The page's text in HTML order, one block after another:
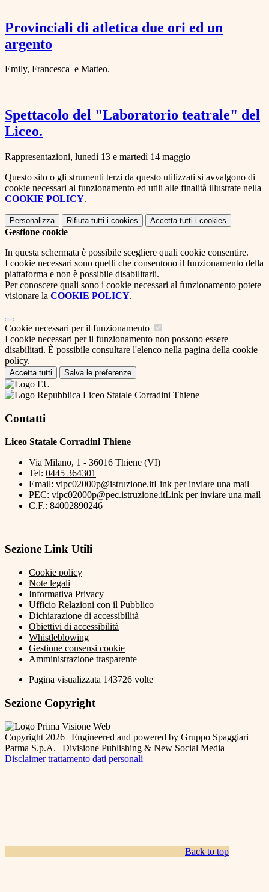
Provinciali di atletica due ori ed un
argento
Emily, Francesca e Matteo.
Spettacolo del "Laboratorio teatrale" del
Liceo.
Rappresentazioni, lunedì 13 e martedì 14 maggio
Questo sito o gli strumenti terzi da questo utilizzati si avvalgono di
cookie necessari al funzionamento ed utili alle finalità illustrate nella
COOKIE POLICY.
Personalizza Rifiuta tutti i cookies Accetta tutti i cookies
Gestione cookie
In questa schermata è possibile scegliere quali cookie consentire.
I cookie necessari sono quelli che consentono il funzionamento della
piattaforma e non è possibile disabilitarli.
Per conoscere quali sono i cookie necessari al funzionamento potete
visionare la COOKIE POLICY.
Cookie necessari per il funzionamento
I cookie necessari per il funzionamento non possono essere
disabilitati. È possibile consultare l'elenco nella pagina della cookie
policy.
Accetta tutti Salva le preferenze
Liceo Statale Corradini Thiene
Contatti
Liceo Statale Corradini Thiene
Via Milano, 1 - 36016 Thiene (VI)
Tel: 0445 364301
Email: vipc02000p@istruzione.itLink per inviare una mail
PEC: vipc02000p@pec.istruzione.itLink per inviare una mail
C.F.: 84002890246
Sezione Link Utili
Cookie policy
Note legali
Informativa Privacy
Ufficio Relazioni con il Pubblico
Dichiarazione di accessibilità
Obiettivi di accessibilità
Whistleblowing
Gestione consensi cookie
Amministrazione trasparente
Pagina visualizzata 143726 volte
Sezione Copyright
Copyright 2026 | Engineered and powered by Gruppo Spaggiari
Parma S.p.A. | Divisione Publishing & New Social Media
Disclaimer trattamento dati personali
Back to top